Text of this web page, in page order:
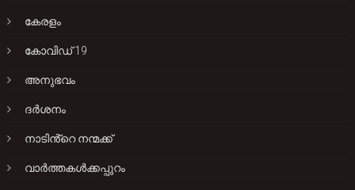
കേരളം
കോവിഡ് 19
അനുഭവം
ദർശനം
നാടിൻ്റെ നന്മക്ക്
വാർത്തകൾക്കപ്പുറം